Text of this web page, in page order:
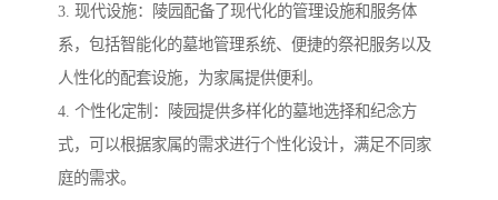
3. 现代设施：陵园配备了现代化的管理设施和服务体
系，包括智能化的墓地管理系统、便捷的祭祀服务以及
人性化的配套设施，为家属提供便利。
4. 个性化定制：陵园提供多样化的墓地选择和纪念方
式，可以根据家属的需求进行个性化设计，满足不同家
庭的需求。